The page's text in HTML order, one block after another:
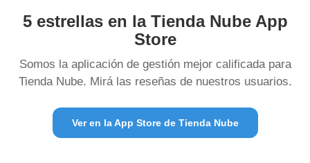
5 estrellas en la Tienda Nube App
Store
Somos la aplicación de gestión mejor calificada para
Tienda Nube. Mirá las reseñas de nuestros usuarios.
Ver en la App Store de Tienda Nube